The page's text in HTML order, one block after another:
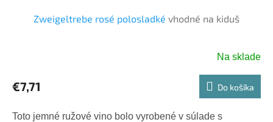
Zweigeltrebe rosé polosladké vhodné na kiduš
Na sklade
€7,71 Do košíka
Toto jemné ružové vino bolo vyrobené v súlade s